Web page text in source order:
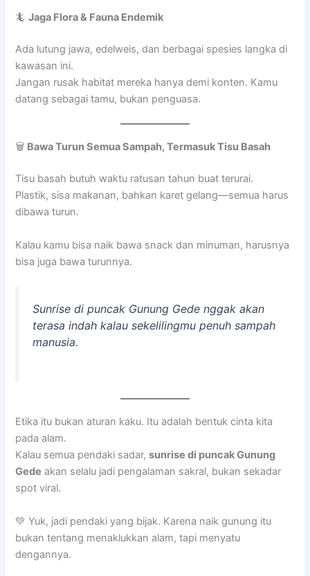
🦎Jaga Flora & Fauna Endemik
Ada lutung jawa, edelweis, dan berbagai spesies langka di
kawasan ini.
Jangan rusak habitat mereka hanya demi konten. Kamu
datang sebagai tamu, bukan penguasa.
🗑️ Bawa Turun Semua Sampah, Termasuk Tisu Basah
Tisu basah butuh waktu ratusan tahun buat terurai.
Plastik, sisa makanan, bahkan karet gelang—semua harus
dibawa turun.
Kalau kamu bisa naik bawa snack dan minuman, harusnya
bisa juga bawa turunnya.
Sunrise di puncak Gunung Gede nggak akan
terasa indah kalau sekelilingmu penuh sampah
manusia.
Etika itu bukan aturan kaku. Itu adalah bentuk cinta kita
pada alam.
Kalau semua pendaki sadar,sunrise di puncak Gunung
Gede akan selalu jadi pengalaman sakral, bukan sekadar
spot viral.
💚 Yuk, jadi pendaki yang bijak. Karena naik gunung itu
bukan tentang menaklukkan alam, tapi menyatu
dengannya.